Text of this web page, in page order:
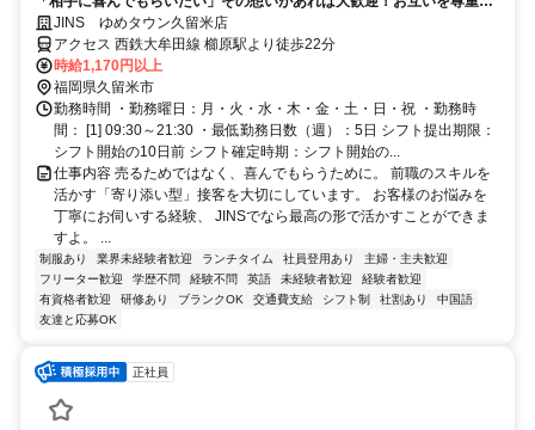
あう優しい仲間に囲まれて、心から笑える毎日へ。
JINS ゆめタウン久留米店
アクセス 西鉄大牟田線 櫛原駅より徒歩22分
時給1,170円以上
福岡県久留米市
勤務時間 ・勤務曜日：月・火・水・木・金・土・日・祝 ・勤務時
間： [1] 09:30～21:30 ・最低勤務日数（週）：5日 シフト提出期限：
シフト開始の10日前 シフト確定時期：シフト開始の...
仕事内容 売るためではなく、喜んでもらうために。 前職のスキルを
活かす「寄り添い型」接客を大切にしています。 お客様のお悩みを
丁寧にお伺いする経験、 JINSでなら最高の形で活かすことができま
すよ。 ...
制服あり 業界未経験者歓迎 ランチタイム 社員登用あり
主婦・主夫歓迎
フリーター歓迎
学歴不問 経験不問 英語 未経験者歓迎
経験者歓迎
有資格者歓迎
研修あり ブランクOK 交通費支給 シフト制 社割あり
中国語
友達と応募OK
正社員